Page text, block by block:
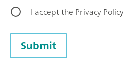
I accept the Privacy Policy
Submit